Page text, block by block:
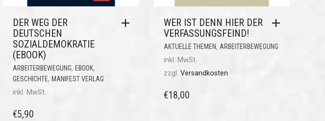
DER WEG DER
DEUTSCHEN
SOZIALDEMOKRATIE
(EBOOK)
ARBEITERBEWEGUNG, EBOOK,
GESCHICHTE, MANIFEST VERLAG
inkl. MwSt.
€5,90
WER IST DENN HIER DER
VERFASSUNGSFEIND!
AKTUELLE THEMEN, ARBEITERBEWEGUNG
inkl. MwSt.
zzgl. Versandkosten
€18,00